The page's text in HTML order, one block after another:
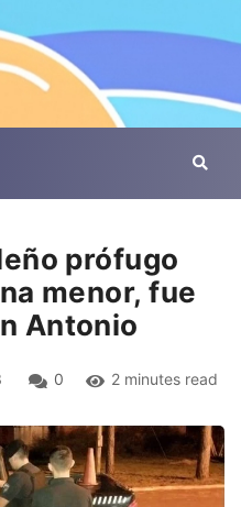
prófugo
menor, fue
Antonio
0 2 minutes read